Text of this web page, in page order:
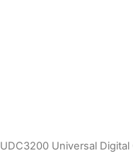
UDC3200 Universal